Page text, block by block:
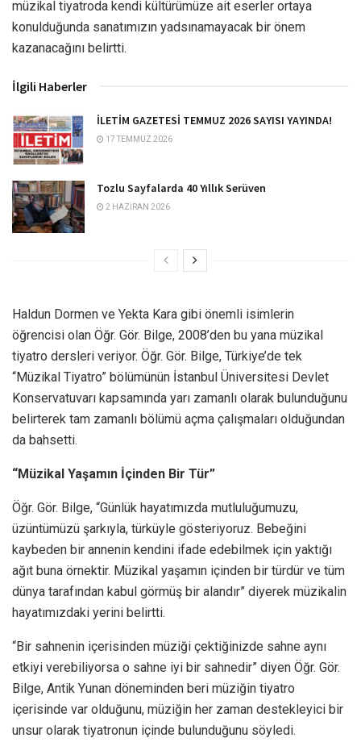
müzikal tiyatroda kendi kültürümüze ait eserler ortaya
konulduğunda sanatımızın yadsınamayacak bir önem
kazanacağını belirtti.
İlgili Haberler
İLETİM GAZETESİ TEMMUZ 2026 SAYISI YAYINDA!
17 TEMMUZ 2026
Tozlu Sayfalarda 40 Yıllık Serüven
2 HAZIRAN 2026
Haldun Dormen ve Yekta Kara gibi önemli isimlerin
öğrencisi olan Öğr. Gör. Bilge, 2008’den bu yana müzikal
tiyatro dersleri veriyor. Öğr. Gör. Bilge, Türkiye’de tek
“Müzikal Tiyatro” bölümünün İstanbul Üniversitesi Devlet
Konservatuvarı kapsamında yarı zamanlı olarak bulunduğunu
belirterek tam zamanlı bölümü açma çalışmaları olduğundan
da bahsetti.
“Müzikal Yaşamın İçinden Bir Tür”
Öğr. Gör. Bilge, “Günlük hayatımızda mutluluğumuzu,
üzüntümüzü şarkıyla, türküyle gösteriyoruz. Bebeğini
kaybeden bir annenin kendini ifade edebilmek için yaktığı
ağıt buna örnektir. Müzikal yaşamın içinden bir türdür ve tüm
dünya tarafından kabul görmüş bir alandır” diyerek müzikalin
hayatımızdaki yerini belirtti.
“Bir sahnenin içerisinden müziği çektiğinizde sahne aynı
etkiyi verebiliyorsa o sahne iyi bir sahnedir” diyen Öğr. Gör.
Bilge, Antik Yunan döneminden beri müziğin tiyatro
içerisinde var olduğunu, müziğin her zaman destekleyici bir
unsur olarak tiyatronun içinde bulunduğunu söyledi.